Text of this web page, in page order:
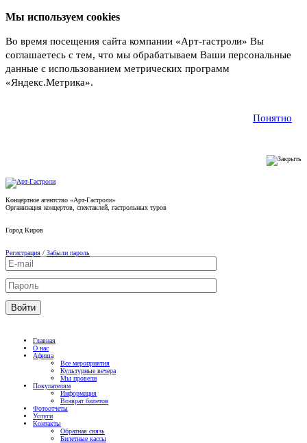
Мы используем cookies
Во время посещения сайта компании «Арт-гастроли» Вы
соглашаетесь с тем, что мы обрабатываем Ваши персональные
данные с использованием метрических программ
«Яндекс.Метрика».
Понятно
Концертное агентство «Арт-Гастроли»
Организация концертов, спектаклей, гастрольных туров
Город Киров
Регистрация / Забыли пароль
Главная
О нас
Афиша
Все мероприятия
Культурные вечера
Мы провели
Покупателям
Информация
Возврат билетов
Фотоотчеты
Услуги
Контакты
Обратная связь
Билетные кассы